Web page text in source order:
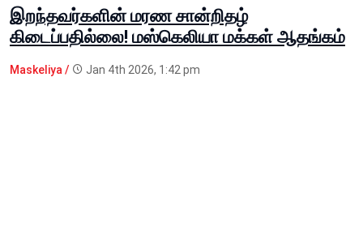
இறந்தவர்களின் மரண சான்றிதழ்
கிடைப்பதில்லை! மஸ்கெலியா மக்கள் ஆதங்கம்
Maskeliya / Jan 4th 2026, 1:42 pm